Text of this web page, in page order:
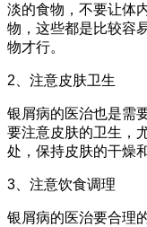
淡的食物，不要让体
物，这些都是比较容
物才行。
2、注意皮肤卫生
银屑病的医治也是需
要注意皮肤的卫生，
处，保持皮肤的干燥
3、注意饮食调理
银屑病的医治要合理